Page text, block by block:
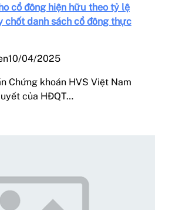
cổ đông hiện hữu theo tỷ lệ
chốt danh sách cổ đông thực
10/04/2025
Chứng khoán HVS Việt Nam
của HĐQT…